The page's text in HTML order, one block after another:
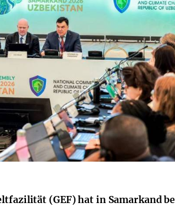
(GEF) hat in Samarkand